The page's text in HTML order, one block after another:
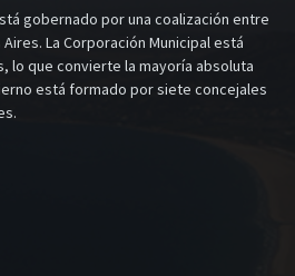
gobernado por una coalización entre
La Corporación Municipal está
lo que convierte la mayoría absoluta
está formado por siete concejales